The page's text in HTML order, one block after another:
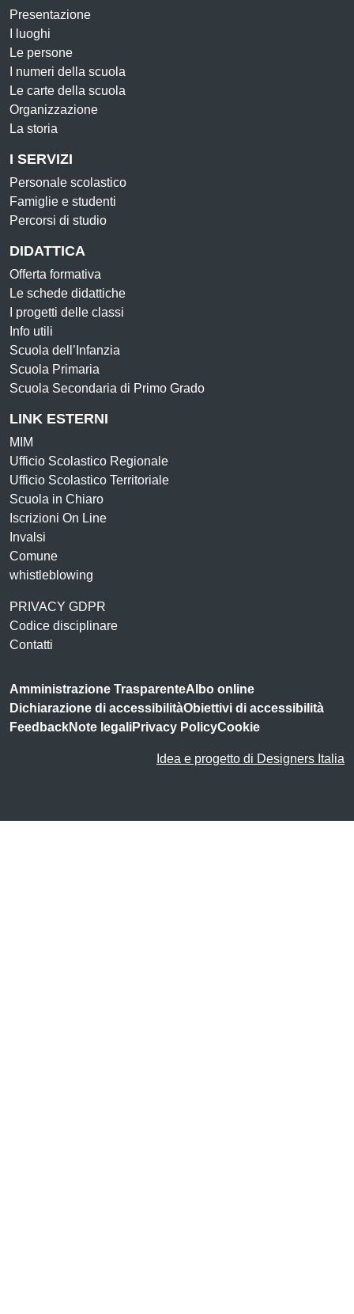
Presentazione
I luoghi
Le persone
I numeri della scuola
Le carte della scuola
Organizzazione
La storia
I SERVIZI
Personale scolastico
Famiglie e studenti
Percorsi di studio
DIDATTICA
Offerta formativa
Le schede didattiche
I progetti delle classi
Info utili
Scuola dell’Infanzia
Scuola Primaria
Scuola Secondaria di Primo Grado
LINK ESTERNI
MIM
Ufficio Scolastico Regionale
Ufficio Scolastico Territoriale
Scuola in Chiaro
Iscrizioni On Line
Invalsi
Comune
whistleblowing
PRIVACY GDPR
Codice disciplinare
Contatti
Amministrazione TrasparenteAlbo online
Dichiarazione di accessibilitàObiettivi di accessibilità
FeedbackNote legaliPrivacy PolicyCookie
Idea e progetto di Designers Italia